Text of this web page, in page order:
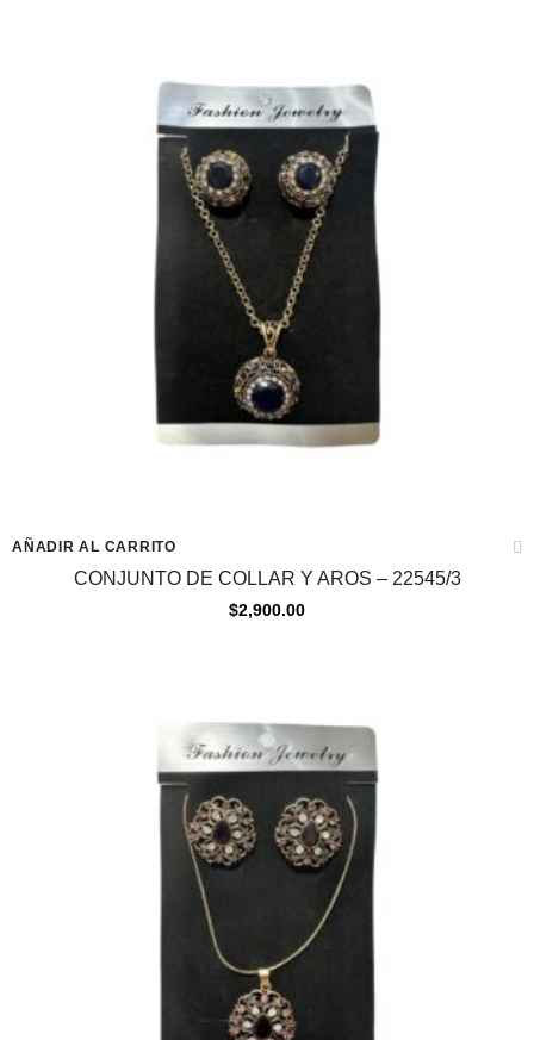
AÑADIR AL CARRITO
CONJUNTO DE COLLAR Y AROS – 22545/3
$2,900.00